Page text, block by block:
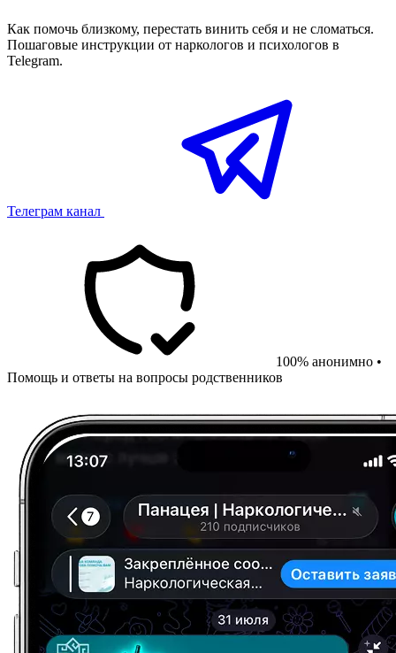
Как помочь близкому, перестать винить себя и не сломаться.
Пошаговые инструкции от наркологов и психологов в
Telegram.
Телеграм канал
100% анонимно •
Помощь и ответы на вопросы родственников